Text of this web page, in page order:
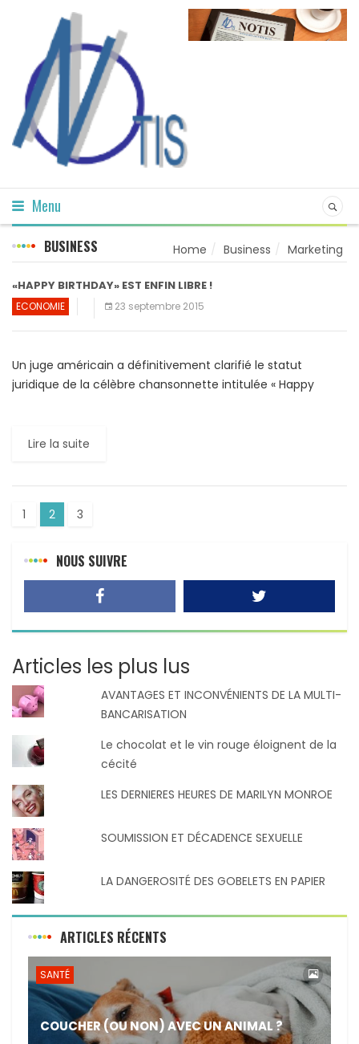
Menu
BUSINESS Home Business Marketing
«HAPPY BIRTHDAY» EST ENFIN LIBRE !
ECONOMIE 23 septembre 2015
Un juge américain a définitivement clarifié le statut
juridique de la célèbre chansonnette intitulée « Happy
Lire la suite
1 2 3
NOUS SUIVRE
Articles les plus lus
AVANTAGES ET INCONVÉNIENTS DE LA MULTI-
BANCARISATION
Le chocolat et le vin rouge éloignent de la
cécité
LES DERNIERES HEURES DE MARILYN MONROE
SOUMISSION ET DÉCADENCE SEXUELLE
LA DANGEROSITÉ DES GOBELETS EN PAPIER
ARTICLES RÉCENTS
SANTÉ
COUCHER (OU NON) AVEC UN ANIMAL ?